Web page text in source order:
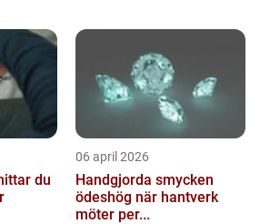
grundlig översikt...
06 april 2026
Handgjorda smycken
ödeshög när hantverk
möter per...